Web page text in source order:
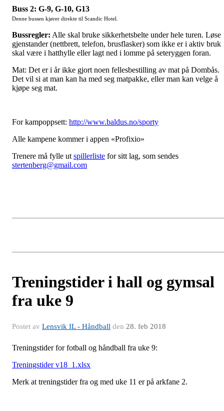
Buss 2: G-9, G-10, G13
Denne bussen kjører direkte til Scandic Hotel.
Bussregler: Alle skal bruke sikkerhetsbelte under hele turen. Løse
gjenstander (nettbrett, telefon, brusflasker) som ikke er i aktiv bruk
skal være i hatthylle eller lagt ned i lomme på seteryggen foran.
Mat: Det er i år ikke gjort noen fellesbestilling av mat på Dombås.
Det vil si at man kan ha med seg matpakke, eller man kan velge å
kjøpe seg mat.
For kampoppsett: http://www.baldus.no/sporty
Alle kampene kommer i appen «Profixio»
Trenere må fylle utspillerliste for sitt lag, som sendes
stertenberg@gmail.com
Treningstider i hall og gymsal
fra uke 9
Postet av Lensvik IL - Håndball den 28. feb 2018
Treningstider for fotball og håndball fra uke 9:
Treningstider v18_1.xlsx
Merk at treningstider fra og med uke 11 er på arkfane 2.